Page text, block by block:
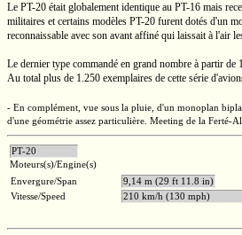
Le PT-20 était globalement identique au PT-16 mais
militaires et certains modèles PT-20 furent dotés d'un
reconnaissable avec son avant affiné qui laissait à l'air
Le dernier type commandé en grand nombre à partir de
Au total plus de 1.250 exemplaires de cette série
- En complément, vue sous la pluie, d'un monoplan
d'une géométrie assez particulière. Meeting de la Ferté-
PT-20
Moteurs(s)/Engine(s)
Envergure/Span
9,14 m (29 ft 11.8 in)
Vitesse/Speed
210 km/h (130